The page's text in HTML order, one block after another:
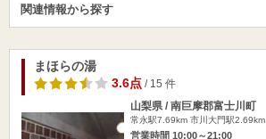
関連情報から探す
まほらの湯
3.6点/ 15 件
山梨県 / 南巨摩郡富士川町
常永駅7.69km 市川大門駅2.69km
営業時間 10:00～21:00